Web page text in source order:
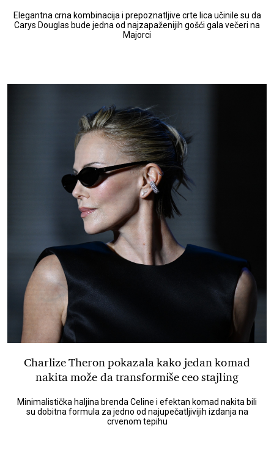
Elegantna crna kombinacija i prepoznatljive crte lica učinile su da
Carys Douglas bude jedna od najzapaženijih gošći gala večeri na
Majorci
Charlize Theron pokazala kako jedan komad
nakita može da transformiše ceo stajling
Minimalistička haljina brenda Celine i efektan komad nakita bili
su dobitna formula za jedno od najupečatljivijih izdanja na
crvenom tepihu